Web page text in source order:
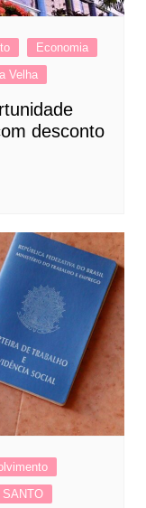
Economia
Velha
desconto